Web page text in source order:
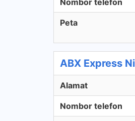
Nombor telefon
Peta
ABX Express
Alamat
Nombor telefon